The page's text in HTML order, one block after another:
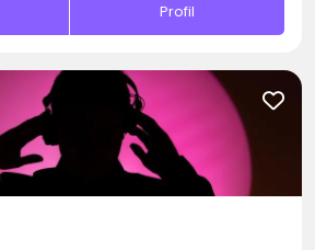
Profil